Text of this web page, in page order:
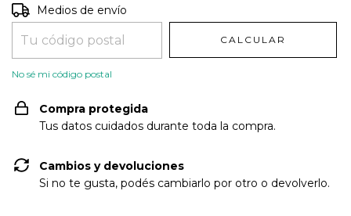
Entregas para el CP:
Medios de envío
CALCULAR
No sé mi código postal
Compra protegida
Tus datos cuidados durante toda la compra.
Cambios y devoluciones
Si no te gusta, podés cambiarlo por otro o devolverlo.